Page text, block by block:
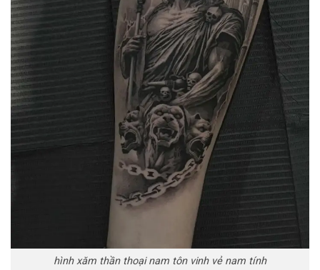
hình xăm thần thoại nam tôn vinh vẻ nam tính